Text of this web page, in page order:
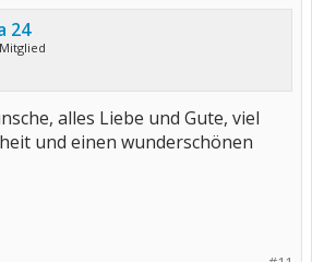
24
alles Liebe und Gute, viel
und einen wunderschönen